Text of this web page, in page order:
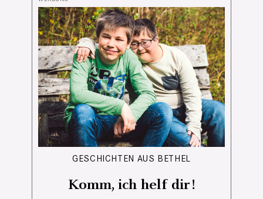
GESCHICHTEN AUS BETHEL
Komm, ich helf dir!